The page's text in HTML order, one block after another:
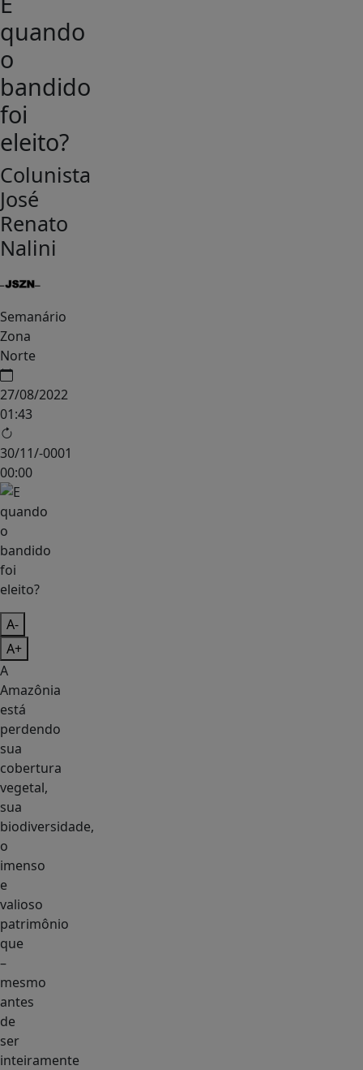
quando
o
bandido
foi
eleito?
Colunista
José
Renato
Nalini
Semanário
Zona
Norte
27/08/2022
01:43
30/11/-0001
00:00
A-
A+
A
Amazônia
está
perdendo
sua
cobertura
vegetal,
sua
biodiversidade,
o
imenso
e
valioso
patrimônio
que
–
mesmo
antes
de
ser
inteiramente